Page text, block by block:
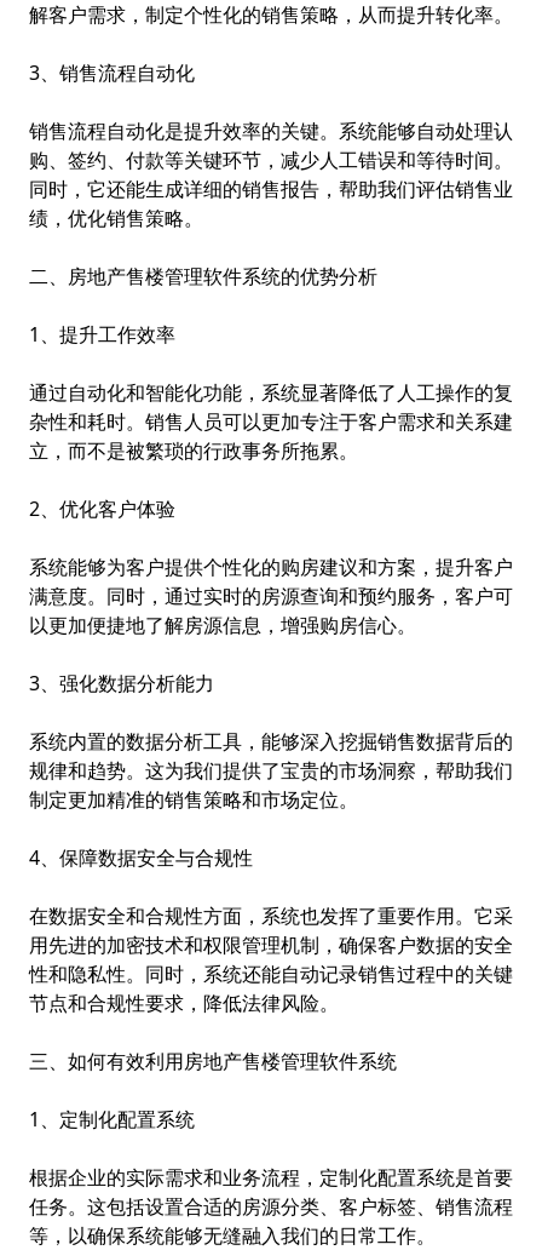
解客户需求，制定个性化的销售策略，从而提升转化率。
3、销售流程自动化
销售流程自动化是提升效率的关键。系统能够自动处理认
购、签约、付款等关键环节，减少人工错误和等待时间。
同时，它还能生成详细的销售报告，帮助我们评估销售业
绩，优化销售策略。
二、房地产售楼管理软件系统的优势分析
1、提升工作效率
通过自动化和智能化功能，系统显著降低了人工操作的复
杂性和耗时。销售人员可以更加专注于客户需求和关系建
立，而不是被繁琐的行政事务所拖累。
2、优化客户体验
系统能够为客户提供个性化的购房建议和方案，提升客户
满意度。同时，通过实时的房源查询和预约服务，客户可
以更加便捷地了解房源信息，增强购房信心。
3、强化数据分析能力
系统内置的数据分析工具，能够深入挖掘销售数据背后的
规律和趋势。这为我们提供了宝贵的市场洞察，帮助我们
制定更加精准的销售策略和市场定位。
4、保障数据安全与合规性
在数据安全和合规性方面，系统也发挥了重要作用。它采
用先进的加密技术和权限管理机制，确保客户数据的安全
性和隐私性。同时，系统还能自动记录销售过程中的关键
节点和合规性要求，降低法律风险。
三、如何有效利用房地产售楼管理软件系统
1、定制化配置系统
根据企业的实际需求和业务流程，定制化配置系统是首要
任务。这包括设置合适的房源分类、客户标签、销售流程
等，以确保系统能够无缝融入我们的日常工作。